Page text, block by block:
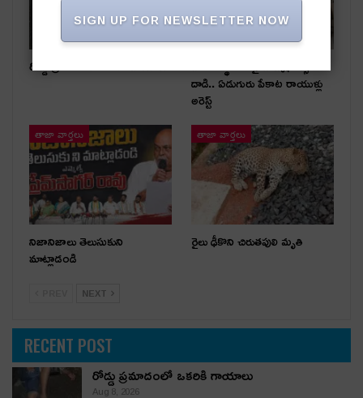
రోడ్డు ప్రమాదంలో ఒకరికి గాయాలు పేకాట స్థావరంపై టాస్క్‌ఫోర్స్
దాడి.. ఏడుగురు పేకాట రాయుళ్లు
అరెస్ట్
తాజా వార్తలు
నిజానిజాలు తెలుసుకుని
మాట్లాడండి
తాజా వార్తలు
రైలు ఢీకొని చిరుతపులి మృతి
NEXT
RECENT POST
రోడ్డు ప్రమాదంలో ఒకరికి గాయాలు
Aug 8, 2026
SIGN UP FOR NEWSLETTER NOW